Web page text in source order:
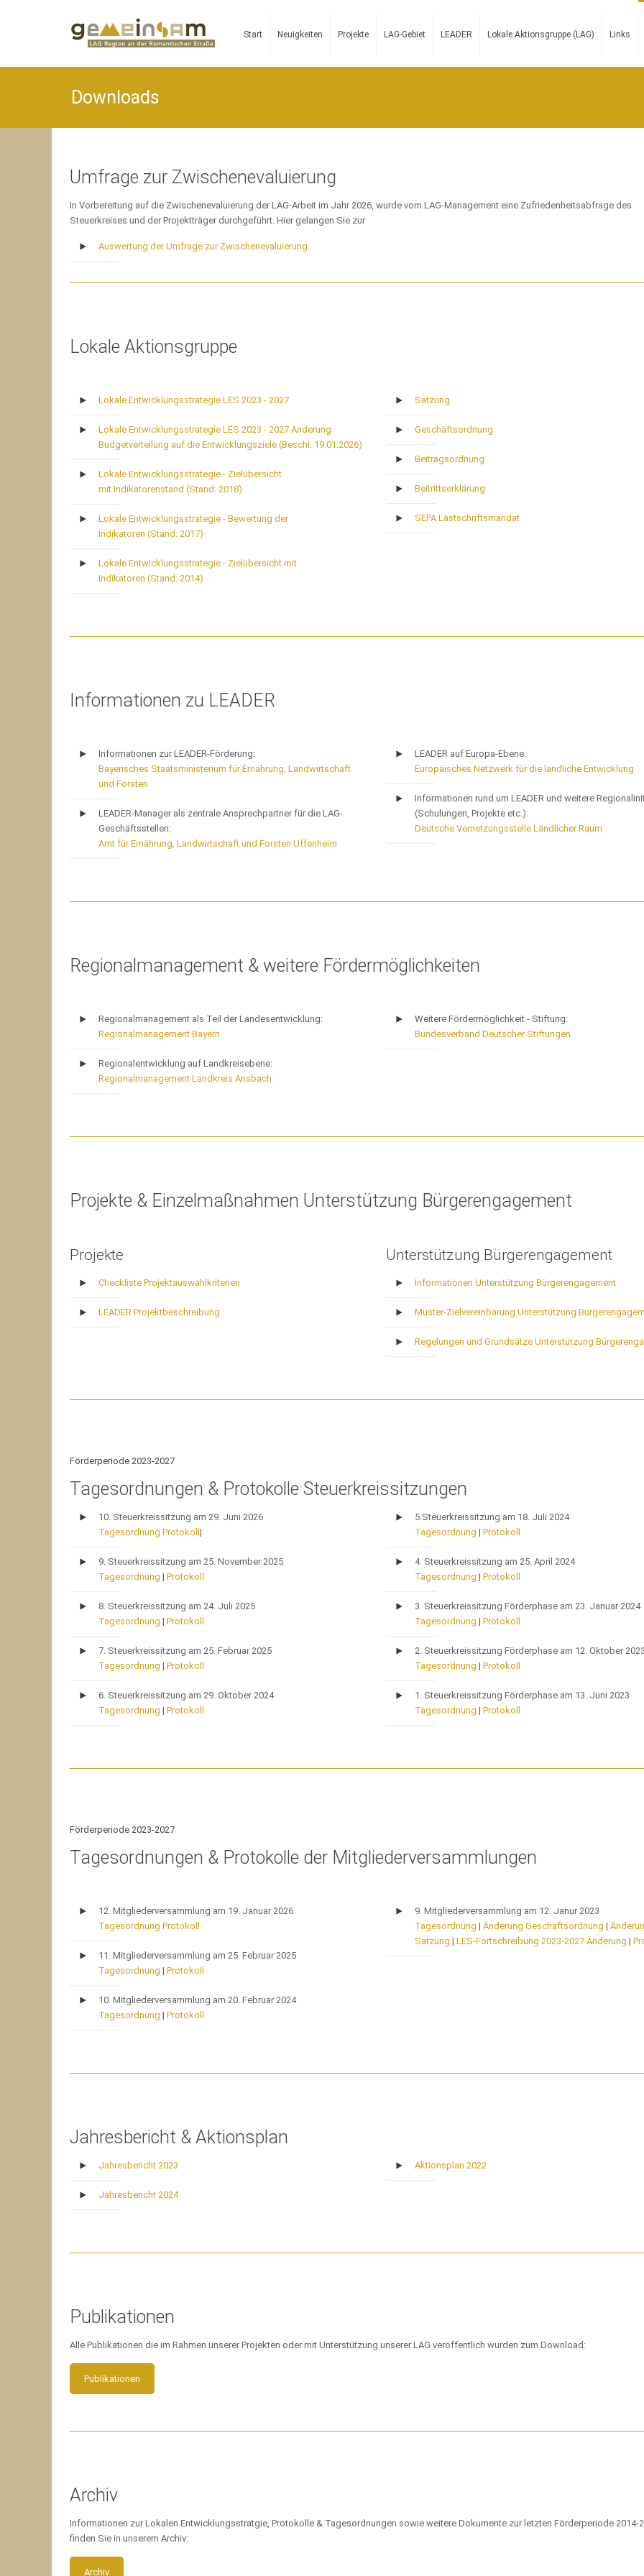
Start Neuigkeiten Projekte LAG-Gebiet LEADER Lokale Aktionsgruppe (LAG) Links
Downloads
Umfrage zur Zwischenevaluierung
In Vorbereitung auf die Zwischenevaluierung der LAG-Arbeit im Jahr 2026, wurde vom LAG-Management eine Zufriedenheitsabfrage des
Steuerkreises und der Projektträger durchgeführt. Hier gelangen Sie zur
Auswertung der Umfrage zur Zwischenevaluierung.
Lokale Aktionsgruppe
Lokale Entwicklungsstrategie LES 2023 - 2027
Lokale Entwicklungsstrategie LES 2023 - 2027 Änderung
Budgetverteilung auf die Entwicklungsziele (Beschl. 19.01.2026)
Lokale Entwicklungsstrategie - Zielübersicht
mit Indikatorenstand (Stand: 2018)
Lokale Entwicklungsstrategie - Bewertung der
Indikatoren (Stand: 2017)
Lokale Entwicklungsstrategie - Zielübersicht mit
Indikatoren (Stand: 2014)
Satzung
Geschäftsordnung
Beitragsordnung
Beitrittserklärung
SEPA Lastschriftsmandat
Informationen zu LEADER
Informationen zur LEADER-Förderung:
Bayerisches Staatsministerium für Ernährung, Landwirtschaft
und Forsten
LEADER-Manager als zentrale Ansprechpartner für die LAG-
Geschäftsstellen:
Amt für Ernährung, Landwirtschaft und Forsten Uffenheim
LEADER auf Europa-Ebene:
Europäisches Netzwerk für die ländliche Entwicklung
Informationen rund um LEADER und weitere
(Schulungen, Projekte etc.):
Deutsche Vernetzungsstelle Ländlicher Raum
Regionalmanagement & weitere Fördermöglichkeiten
Regionalmanagement als Teil der Landesentwicklung:
Regionalmanagement Bayern
Regionalentwicklung auf Landkreisebene:
Regionalmanagement Landkreis Ansbach
Weitere Fördermöglichkeit - Stiftung:
Bundesverband Deutscher Stiftungen
Projekte & Einzelmaßnahmen Unterstützung Bürgerengagement
Projekte
Checkliste Projektauswahlkriterien
LEADER Projektbeschreibung
Unterstützung Bürgerengagement
Informationen Unterstützung Bürgerengagement
Muster-Zielvereinbarung Unterstützung
Regelungen und Grundsätze Unterstützung
Förderperiode 2023-2027
Tagesordnungen & Protokolle Steuerkreissitzungen
10. Steuerkreissitzung am 29. Juni 2026
Tagesordnung Protokoll |
9. Steuerkreissitzung am 25. November 2025
Tagesordnung | Protokoll
8. Steuerkreissitzung am 24. Juli 2025
Tagesordnung | Protokoll
7. Steuerkreissitzung am 25. Februar 2025
Tagesordnung | Protokoll
6. Steuerkreissitzung am 29. Oktober 2024
Tagesordnung | Protokoll
5.Steuerkreissitzung am 18. Juli 2024
Tagesordnung | Protokoll
4. Steuerkreissitzung am 25. April 2024
Tagesordnung | Protokoll
3. Steuerkreissitzung Förderphase am 23. Januar 2024
Tagesordnung | Protokoll
2. Steuerkreissitzung Förderphase am 12. Oktober
Tagesordnung | Protokoll
1. Steuerkreissitzung Förderphase am 13. Juni 2023
Tagesordnung | Protokoll
Förderperiode 2023-2027
Tagesordnungen & Protokolle der Mitgliederversammlungen
12. Mitgliederversammlung am 19. Januar 2026
Tagesordnung Protokoll
11. Mitgliederversammlung am 25. Februar 2025
Tagesordnung | Protokoll
10. Mitgliederversammlung am 20. Februar 2024
Tagesordnung | Protokoll
9. Mitgliederversammlung am 12. Janur 2023
Tagesordnung | Änderung Geschäftsordnung |
Satzung | LES-Fortschreibung 2023-2027 Änderung |
Jahresbericht & Aktionsplan
Jahresbericht 2023
Jahresbericht 2024
Aktionsplan 2022
Publikationen
Alle Publikationen die im Rahmen unserer Projekten oder mit Unterstützung unserer LAG veröffentlich wurden zum Download:
Publikationen
Archiv
Informationen zur Lokalen Entwicklungsstratgie, Protokolle & Tagesordnungen sowie weitere Dokumente zur letzten Förderperiode 2014-
finden Sie in unserem Archiv:
Archiv